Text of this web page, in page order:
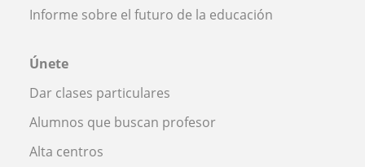
Informe sobre el futuro de la educación
Únete
Dar clases particulares
Alumnos que buscan profesor
Alta centros